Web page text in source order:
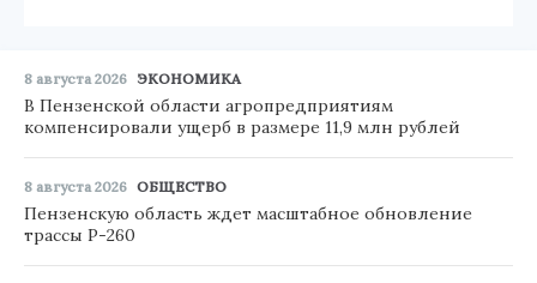
8 августа 2026 ЭКОНОМИКА
В Пензенской области агропредприятиям
компенсировали ущерб в размере 11,9 млн рублей
8 августа 2026 ОБЩЕСТВО
Пензенскую область ждет масштабное обновление
трассы Р-260